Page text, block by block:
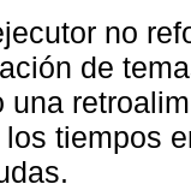
no
de
una
tiempos